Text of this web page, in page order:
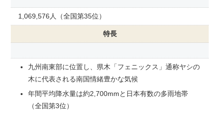
1,069,576人（全国第35位）
特長
九州南東部に位置し、県木「フェニックス」通称ヤシの
木に代表される南国情緒豊かな気候
年間平均降水量は約2,700mmと日本有数の多雨地帯
（全国第3位）